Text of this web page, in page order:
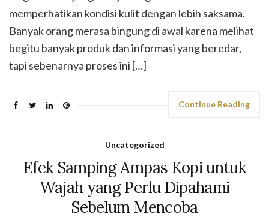
memperhatikan kondisi kulit dengan lebih saksama.
Banyak orang merasa bingung di awal karena melihat
begitu banyak produk dan informasi yang beredar,
tapi sebenarnya proses ini […]
Continue Reading
Uncategorized
Efek Samping Ampas Kopi untuk
Wajah yang Perlu Dipahami
Sebelum Mencoba